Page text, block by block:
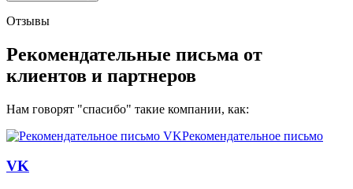
Отзывы
Рекомендательные письма от
клиентов и партнеров
Нам говорят "спасибо" такие компании, как:
Рекомендательное письмо
VK